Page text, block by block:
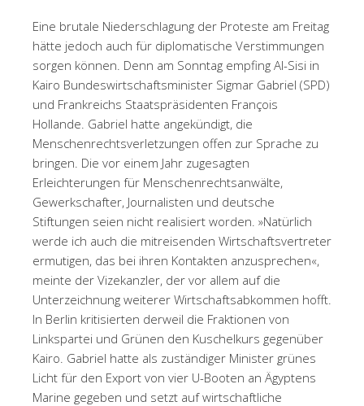
Eine brutale Niederschlagung der Proteste am Freitag
hätte jedoch auch für diplomatische Verstimmungen
sorgen können. Denn am Sonntag empfing Al-Sisi in
Kairo Bundeswirtschaftsminister Sigmar Gabriel (SPD)
und Frankreichs Staatspräsidenten François
Hollande. Gabriel hatte angekündigt, die
Menschenrechtsverletzungen offen zur Sprache zu
bringen. Die vor einem Jahr zugesagten
Erleichterungen für Menschenrechtsanwälte,
Gewerkschafter, Journalisten und deutsche
Stiftungen seien nicht realisiert worden. »Natürlich
werde ich auch die mitreisenden Wirtschaftsvertreter
ermutigen, das bei ihren Kontakten anzusprechen«,
meinte der Vizekanzler, der vor allem auf die
Unterzeichnung weiterer Wirtschaftsabkommen hofft.
In Berlin kritisierten derweil die Fraktionen von
Linkspartei und Grünen den Kuschelkurs gegenüber
Kairo. Gabriel hatte als zuständiger Minister grünes
Licht für den Export von vier U-Booten an Ägyptens
Marine gegeben und setzt auf wirtschaftliche